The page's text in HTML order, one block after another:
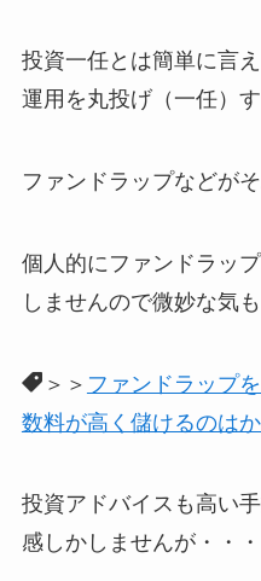
投資一任とは簡単に言
運用を丸投げ（一任）
ファンドラップなどが
個人的にファンドラッ
しませんので微妙な気も
＞＞ ファンドラップ
数料が高く儲けるのは
投資アドバイスも高い
感しかしませんが・・・